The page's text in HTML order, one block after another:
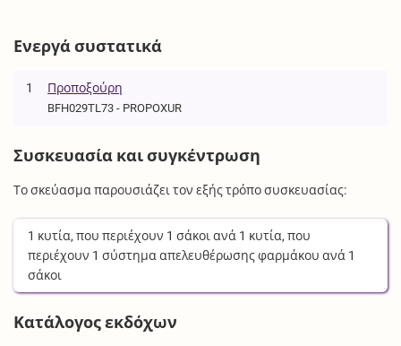
Ενεργά συστατικά
1 Προποξούρη
BFH029TL73 - PROPOXUR
Συσκευασία και συγκέντρωση
Το σκεύασμα παρουσιάζει τον εξής τρόπο συσκευασίας:
1 κυτία, που περιέχουν 1 σάκοι ανά 1 κυτία, που
περιέχουν 1 σύστημα απελευθέρωσης φαρμάκου ανά 1
σάκοι
Κατάλογος εκδόχων